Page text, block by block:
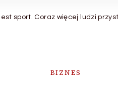
sport. Coraz więcej ludzi
BIZNES